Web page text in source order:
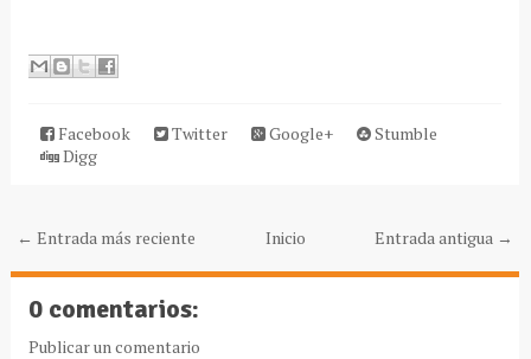
Facebook Twitter Google+
Stumble
Digg
← Entrada más reciente Entrada antigua →
Inicio
0 comentarios:
Publicar un comentario